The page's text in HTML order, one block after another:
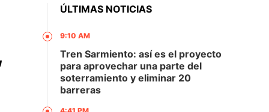
ÚLTIMAS NOTICIAS
9:10 AM
Tren Sarmiento: así es el proyecto
para aprovechar una parte del
soterramiento y eliminar 20
barreras